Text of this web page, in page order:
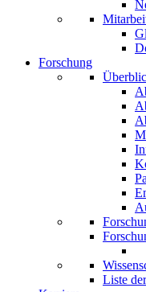
Forschung
Liste